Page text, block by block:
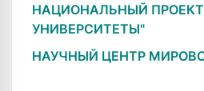
НАЦИОНАЛЬНЫЙ ПРОЕКТ
УНИВЕРСИТЕТЫ"
НАУЧНЫЙ ЦЕНТР